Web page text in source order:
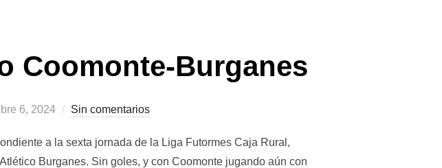
Coomonte-Burganes
6, 2024 Sin comentarios
a la sexta jornada de la Liga Futormes Caja Rural,
Burganes. Sin goles, y con Coomonte jugando aún con